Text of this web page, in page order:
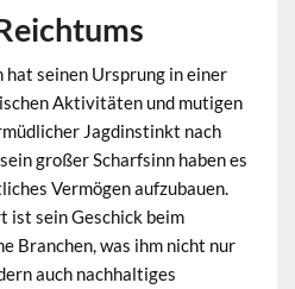
seinen Ursprung in einer
Aktivitäten und mutigen
Jagdinstinkt nach
großer Scharfsinn haben es
Vermögen aufzubauen.
ist sein Geschick beim
Branchen, was ihm nicht nur
auch nachhaltiges